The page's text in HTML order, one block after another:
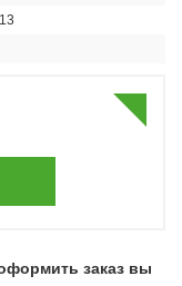
заказ вы